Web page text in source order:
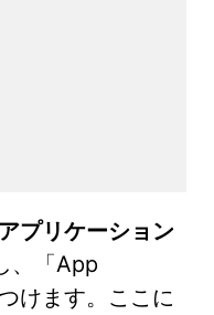
プリケーション
、「App
けます。ここに